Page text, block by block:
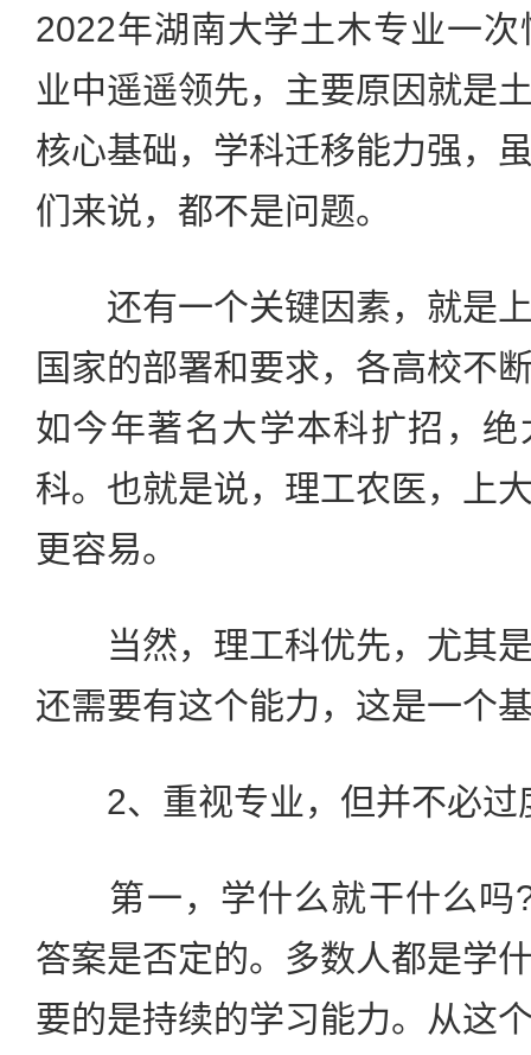
2022年湖南大学土木专业一
业中遥遥领先，主要原因就是
核心基础，学科迁移能力强，
们来说，都不是问题。
还有一个关键因素，就是上
国家的部署和要求，各高校不
如今年著名大学本科扩招，
科。也就是说，理工农医，上
更容易。
当然，理工科优先，尤其是
还需要有这个能力，这是一个
2、重视专业，但并不必过
第一，学什么就干什么吗?
答案是否定的。多数人都是学
要的是持续的学习能力。从这